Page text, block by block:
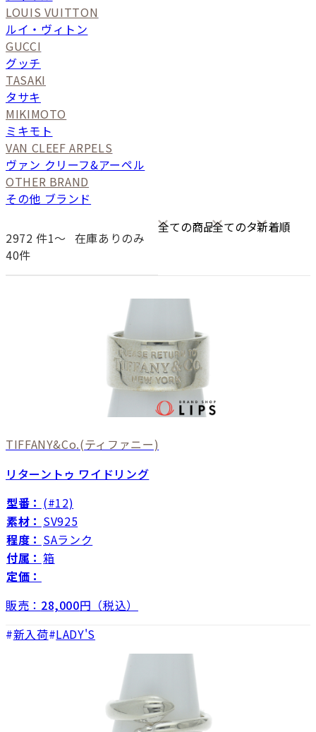
LOUIS VUITTON
ルイ・ヴィトン
GUCCI
グッチ
TASAKI
タサキ
MIKIMOTO
ミキモト
VAN CLEEF ARPELS
ヴァン クリーフ&アーペル
OTHER BRAND
その他 ブランド
2972 件1〜
40件
在庫ありのみ
TIFFANY&Co.(ティファニー)
リターントゥ ワイドリング
型番： (#12)
素材： SV925
程度： SAランク
付属： 箱
定価：
販売： 28,000円（税込）
新入荷 LADY'S